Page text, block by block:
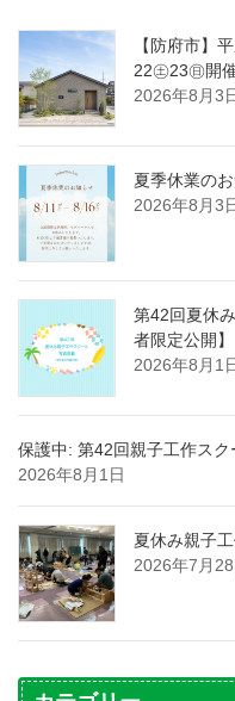
【防府市】
22㊏23㊐開
2026年8月3
夏季休業の
2026年8月3
第42回夏休
者限定公開】
2026年8月1
保護中: 第42回親子工作スク
2026年8月1日
夏休み親子
2026年7月28